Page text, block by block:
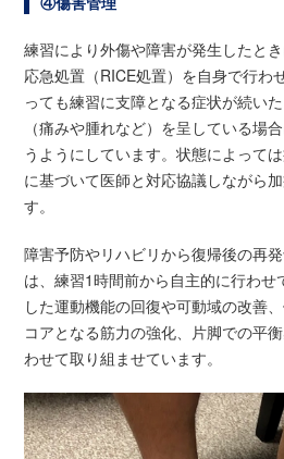
練習により外傷や障害が発生したと
応急処置（RICE処置）を自身で行わ
っても練習に支障となる症状が続い
（痛みや腫れなど）を呈している場
うようにしています。状態によって
に基づいて医師と対応協議しながら
す。
障害予防やリハビリから復帰後の再
は、練習1時間前から自主的に行わ
した運動機能の回復や可動域の改善
コアとなる筋力の強化、片脚での平
わせて取り組ませています。